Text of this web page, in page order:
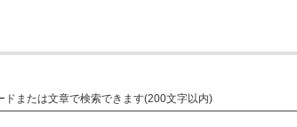
ドまたは文章で検索できます(200文字以内)